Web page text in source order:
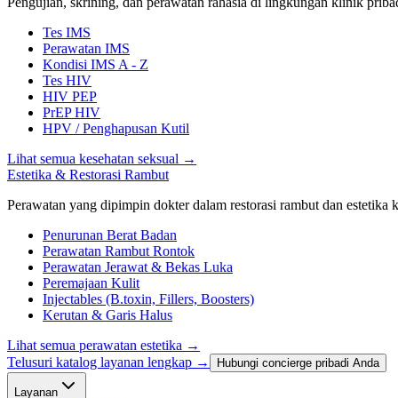
Tes IMS
Perawatan IMS
Kondisi IMS A - Z
Tes HIV
HIV PEP
PrEP HIV
HPV / Penghapusan Kutil
Lihat semua kesehatan seksual →
Estetika & Restorasi Rambut
Perawatan yang dipimpin dokter dalam restorasi rambut dan estetika
Penurunan Berat Badan
Perawatan Rambut Rontok
Perawatan Jerawat & Bekas Luka
Peremajaan Kulit
Injectables (B.toxin, Fillers, Boosters)
Kerutan & Garis Halus
Lihat semua perawatan estetika →
Telusuri katalog layanan lengkap →
Hubungi concierge pribadi Anda
Layanan